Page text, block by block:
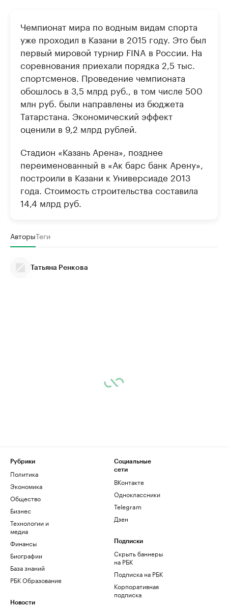
Чемпионат мира по водным видам спорта
уже проходил в Казани в 2015 году. Это был
первый мировой турнир FINA в России. На
соревнования приехали порядка 2,5 тыс.
спортсменов. Проведение чемпионата
обошлось в 3,5 млрд руб., в том числе 500
млн руб. были направлены из бюджета
Татарстана. Экономический эффект
оценили в 9,2 млрд рублей.
Стадион «Казань Арена», позднее
переименованный в «Ак барс банк Арену»,
построили в Казани к Универсиаде 2013
года. Стоимость строительства составила
14,4 млрд руб.
АвторыТеги
Татьяна Ренкова
Рубрики
Политика
Экономика
Общество
Бизнес
Технологии и
медиа
Финансы
Биографии
База знаний
РБК Образование
Новости
Социальные
сети
ВКонтакте
Одноклассники
Telegram
Дзен
Подписки
Скрыть баннеры
на РБК
Подписка на РБК
Корпоративная
подписка